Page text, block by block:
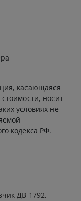
касающаяся
носит
условиях не
кодекса РФ.
ДВ 1792,